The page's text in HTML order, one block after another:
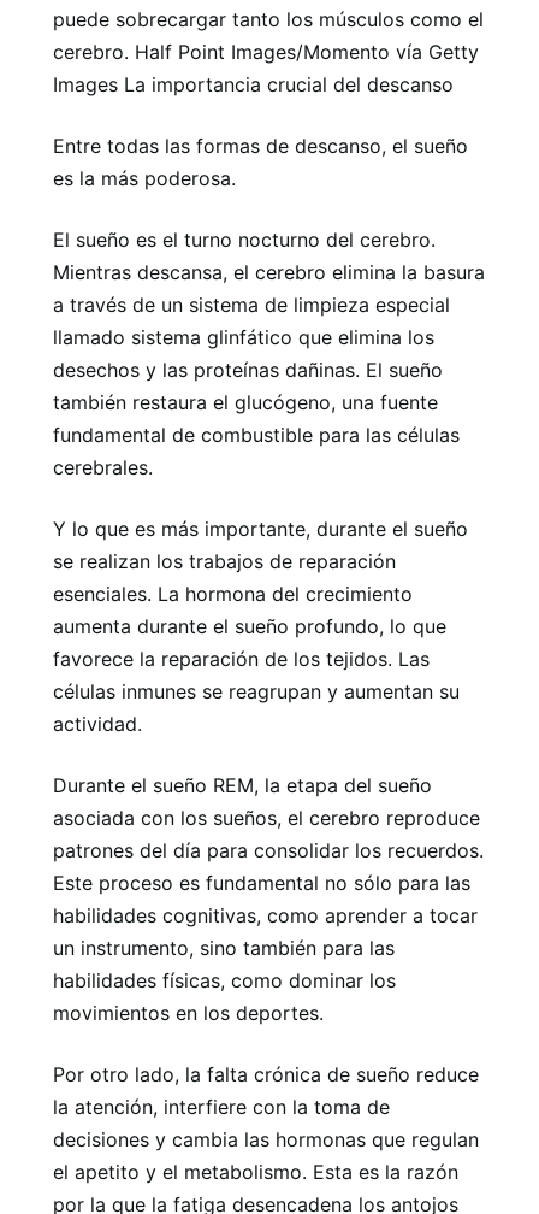
puede sobrecargar tanto los músculos como el
cerebro. Half Point Images/Momento vía Getty
Images La importancia crucial del descanso
Entre todas las formas de descanso, el sueño
es la más poderosa.
El sueño es el turno nocturno del cerebro.
Mientras descansa, el cerebro elimina la basura
a través de un sistema de limpieza especial
llamado sistema glinfático que elimina los
desechos y las proteínas dañinas. El sueño
también restaura el glucógeno, una fuente
fundamental de combustible para las células
cerebrales.
Y lo que es más importante, durante el sueño
se realizan los trabajos de reparación
esenciales. La hormona del crecimiento
aumenta durante el sueño profundo, lo que
favorece la reparación de los tejidos. Las
células inmunes se reagrupan y aumentan su
actividad.
Durante el sueño REM, la etapa del sueño
asociada con los sueños, el cerebro reproduce
patrones del día para consolidar los recuerdos.
Este proceso es fundamental no sólo para las
habilidades cognitivas, como aprender a tocar
un instrumento, sino también para las
habilidades físicas, como dominar los
movimientos en los deportes.
Por otro lado, la falta crónica de sueño reduce
la atención, interfiere con la toma de
decisiones y cambia las hormonas que regulan
el apetito y el metabolismo. Esta es la razón
por la que la fatiga desencadena los antojos